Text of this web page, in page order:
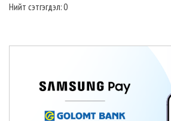
Нийт сэтгэгдэл: 0